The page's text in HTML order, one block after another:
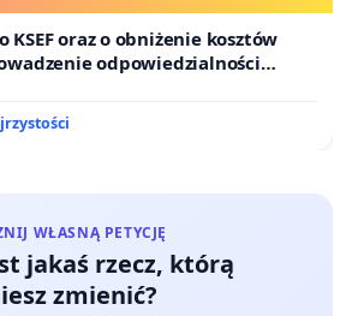
KSEF oraz o obniżenie kosztów
odpowiedzialności
urzędników i sędziów
WŁASNĄ PETYCJĘ
jakaś rzecz, którą
zmienić?